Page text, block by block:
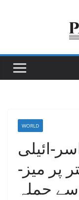
WORLD
ائیلی
پر میز-
سے حملہ